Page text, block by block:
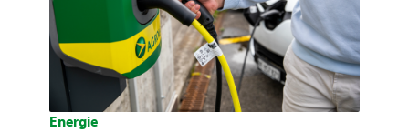
Energie